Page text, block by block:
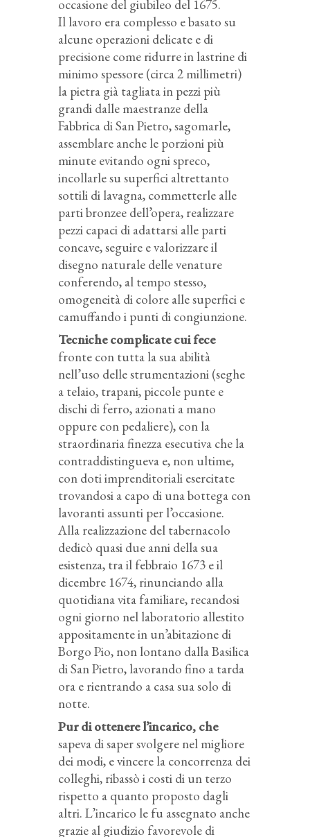
occasione del giubileo del 1675.
Il lavoro era complesso e basato su
alcune operazioni delicate e di
precisione come ridurre in lastrine di
minimo spessore (circa 2 millimetri)
la pietra già tagliata in pezzi più
grandi dalle maestranze della
Fabbrica di San Pietro, sagomarle,
assemblare anche le porzioni più
minute evitando ogni spreco,
incollarle su superfici altrettanto
sottili di lavagna, commetterle alle
parti bronzee dell’opera, realizzare
pezzi capaci di adattarsi alle parti
concave, seguire e valorizzare il
disegno naturale delle venature
conferendo, al tempo stesso,
omogeneità di colore alle superfici e
camuffando i punti di congiunzione.
Tecniche complicate cui fece
fronte con tutta la sua abilità
nell’uso delle strumentazioni (seghe
a telaio, trapani, piccole punte e
dischi di ferro, azionati a mano
oppure con pedaliere), con la
straordinaria finezza esecutiva che la
contraddistingueva e, non ultime,
con doti imprenditoriali esercitate
trovandosi a capo di una bottega con
lavoranti assunti per l’occasione.
Alla realizzazione del tabernacolo
dedicò quasi due anni della sua
esistenza, tra il febbraio 1673 e il
dicembre 1674, rinunciando alla
quotidiana vita familiare, recandosi
ogni giorno nel laboratorio allestito
appositamente in un’abitazione di
Borgo Pio, non lontano dalla Basilica
di San Pietro, lavorando fino a tarda
ora e rientrando a casa sua solo di
notte.
Pur di ottenere l’incarico, che
sapeva di saper svolgere nel migliore
dei modi, e vincere la concorrenza dei
colleghi, ribassò i costi di un terzo
rispetto a quanto proposto dagli
altri. L’incarico le fu assegnato anche
grazie al giudizio favorevole di